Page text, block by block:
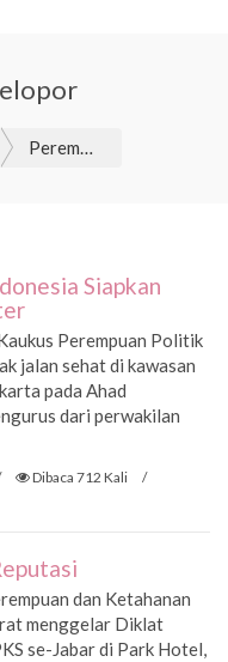
Perempuan Pelopor
Siapkan
Perempuan Politik
jalan sehat di kawasan
pada Ahad
dari perwakilan
Dibaca 712 Kali
/
dan Ketahanan
menggelar Diklat
se-Jabar di Park Hotel,